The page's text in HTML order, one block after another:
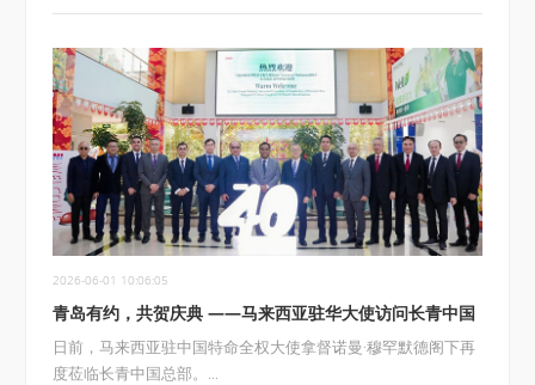
2026-06-01 10:06:05
青岛有约，共贺庆典 ——马来西亚驻华大使访问长青中国
日前，马来西亚驻中国特命全权大使拿督诺曼·穆罕默德阁下再
度莅临长青中国总部。...